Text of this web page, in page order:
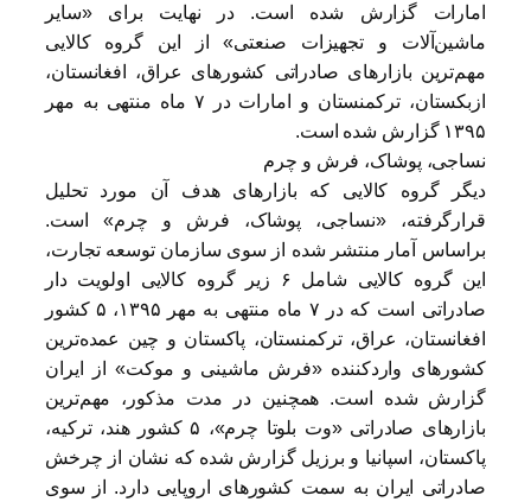
امارات گزارش شده است. در نهایت برای «سایر
ماشین‌آلات و تجهیزات صنعتی» از این گروه کالایی
مهم‌ترین بازارهای صادراتی کشورهای عراق، افغانستان،
ازبکستان، ترکمنستان و امارات در ۷ ماه منتهی به مهر
۱۳۹۵ گزارش شده است.
نساجی، پوشاک، فرش و چرم
دیگر گروه کالایی که بازارهای هدف آن مورد تحلیل
قرارگرفته، «نساجی، پوشاک، فرش و چرم» است.
براساس آمار منتشر شده از سوی سازمان توسعه تجارت،
این گروه کالایی شامل ۶ زیر گروه کالایی اولویت دار
صادراتی است که در ۷ ماه منتهی به مهر ۱۳۹۵، ۵ کشور
افغانستان، عراق، ترکمنستان، پاکستان و چین عمده‌ترین
کشورهای واردکننده «فرش ماشینی و موکت» از ایران
گزارش شده است. همچنین در مدت مذکور، مهم‌ترین
بازارهای صادراتی «وت بلوتا چرم»، ۵ کشور هند، ترکیه،
پاکستان، اسپانیا و برزیل گزارش شده که نشان از چرخش
صادراتی ایران به سمت کشورهای اروپایی دارد. از سوی